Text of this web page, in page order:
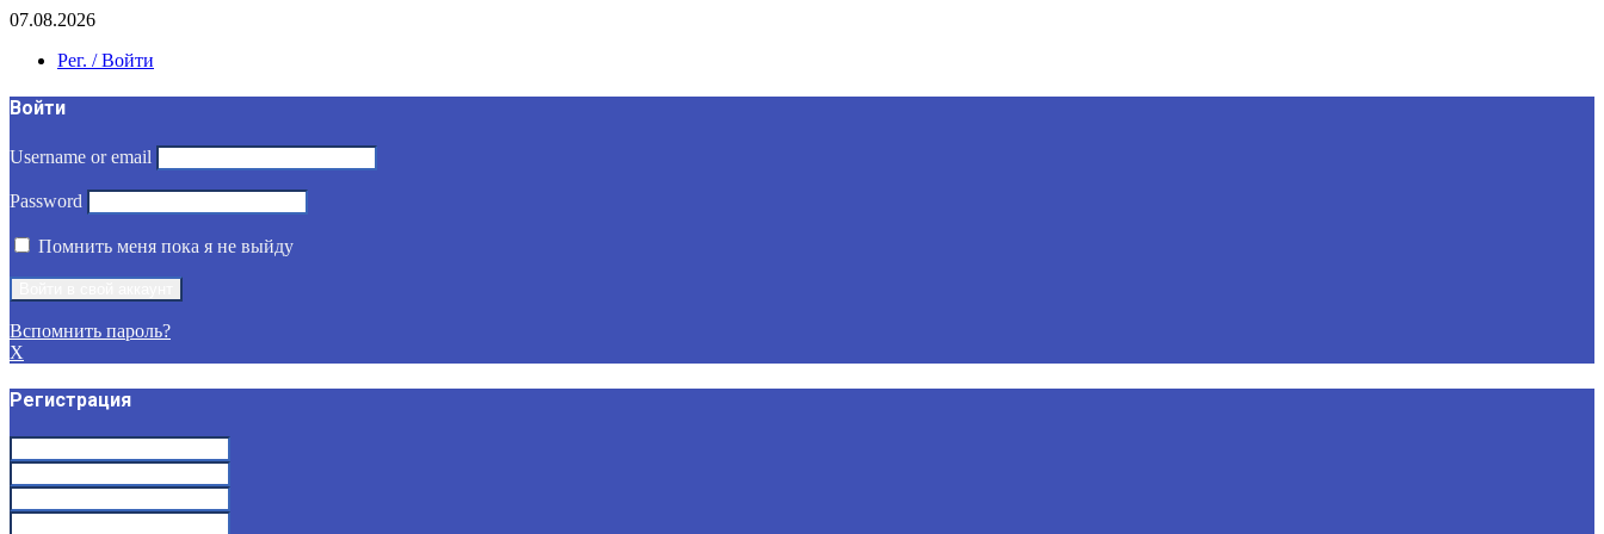
07.08.2026
Рег. / Войти
Войти
Username or email
Password
Помнить меня пока я не выйду
Вспомнить пароль?
X
Регистрация